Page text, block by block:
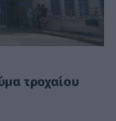
τροχαίου